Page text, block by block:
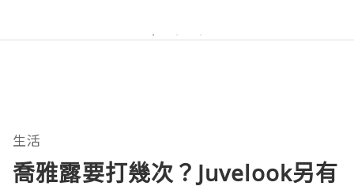
生活
喬雅露要打幾次？Juvelook另有